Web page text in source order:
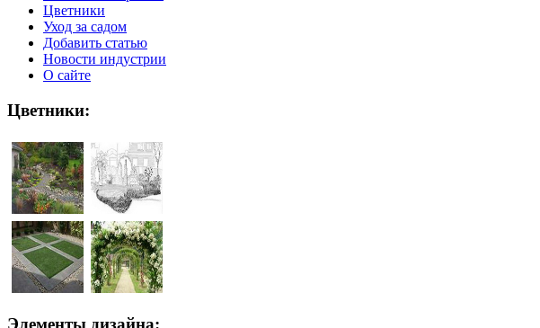
Цветники
Уход за садом
Добавить статью
Новости индустрии
О сайте
Цветники:
Элементы дизайна: